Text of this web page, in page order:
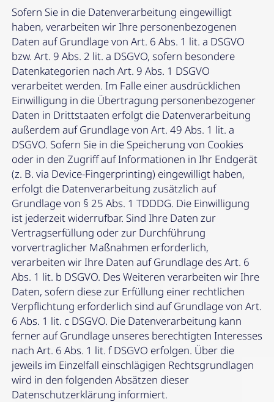
Sofern Sie in die Datenverarbeitung eingewilligt
haben, verarbeiten wir Ihre personenbezogenen
Daten auf Grundlage von Art. 6 Abs. 1 lit. a DSGVO
bzw. Art. 9 Abs. 2 lit. a DSGVO, sofern besondere
Datenkategorien nach Art. 9 Abs. 1 DSGVO
verarbeitet werden. Im Falle einer ausdrücklichen
Einwilligung in die Übertragung personenbezogener
Daten in Drittstaaten erfolgt die Datenverarbeitung
außerdem auf Grundlage von Art. 49 Abs. 1 lit. a
DSGVO. Sofern Sie in die Speicherung von Cookies
oder in den Zugriff auf Informationen in Ihr Endgerät
(z. B. via Device-Fingerprinting) eingewilligt haben,
erfolgt die Datenverarbeitung zusätzlich auf
Grundlage von § 25 Abs. 1 TDDDG. Die Einwilligung
ist jederzeit widerrufbar. Sind Ihre Daten zur
Vertragserfüllung oder zur Durchführung
vorvertraglicher Maßnahmen erforderlich,
verarbeiten wir Ihre Daten auf Grundlage des Art. 6
Abs. 1 lit. b DSGVO. Des Weiteren verarbeiten wir Ihre
Daten, sofern diese zur Erfüllung einer rechtlichen
Verpflichtung erforderlich sind auf Grundlage von Art.
6 Abs. 1 lit. c DSGVO. Die Datenverarbeitung kann
ferner auf Grundlage unseres berechtigten Interesses
nach Art. 6 Abs. 1 lit. f DSGVO erfolgen. Über die
jeweils im Einzelfall einschlägigen Rechtsgrundlagen
wird in den folgenden Absätzen dieser
Datenschutzerklärung informiert.